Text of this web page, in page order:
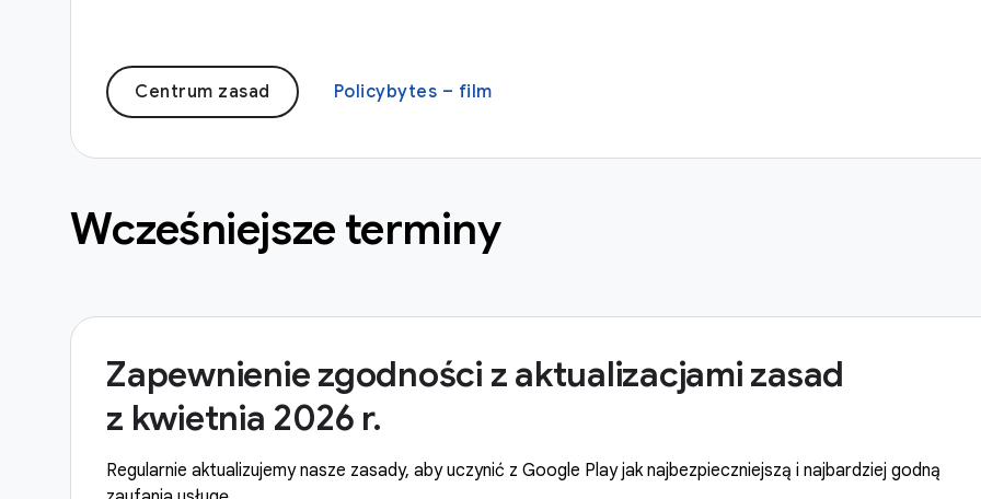
Centrum zasad Policybytes – film
Wcześniejsze terminy
Zapewnienie zgodności z aktualizacjami zasad
z kwietnia 2026 r.
Regularnie aktualizujemy nasze zasady, aby uczynić z Google Play jak najbezpieczniejszą i najbardziej godną